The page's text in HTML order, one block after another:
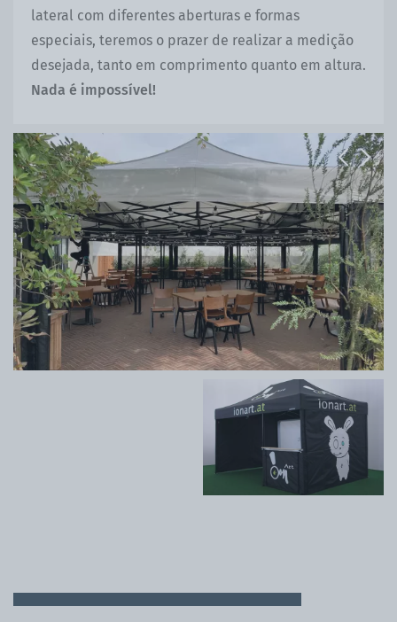
lateral com diferentes aberturas e formas
especiais, teremos o prazer de realizar a medição
desejada, tanto em comprimento quanto em altura.
Nada é impossível!
Previous
Next